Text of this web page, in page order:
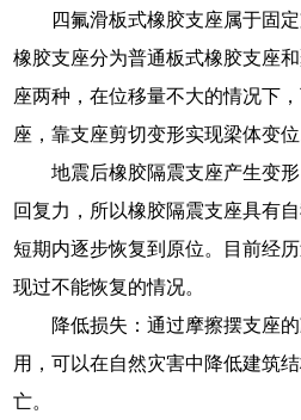
四氟滑板式橡胶支座属于固
橡胶支座分为普通板式橡胶支座
座两种，在位移量不大的情况下
座，靠支座剪切变形实现梁体变位
地震后橡胶隔震支座产生变
回复力，所以橡胶隔震支座具有
短期内逐步恢复到原位。目前经
现过不能恢复的情况。
降低损失：通过摩擦摆支座
用，可以在自然灾害中降低建筑
亡。